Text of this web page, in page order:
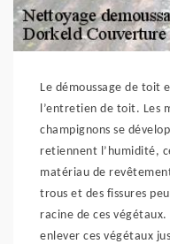
Le démoussage de toit
l’entretien de toit. Les
champignons se
retiennent l’humidité,
matériau de
trous et des fissures
racine de ces
enlever ces végétaux